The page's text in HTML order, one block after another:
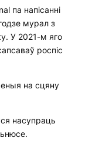
па напісанні
мурал з
У 2021-м яго
роспіс
на сцяну
насупраць